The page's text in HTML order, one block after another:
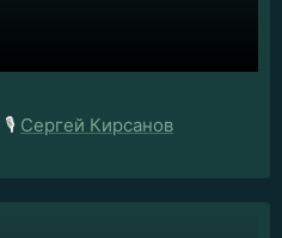
🎙️ Сергей Кирсанов